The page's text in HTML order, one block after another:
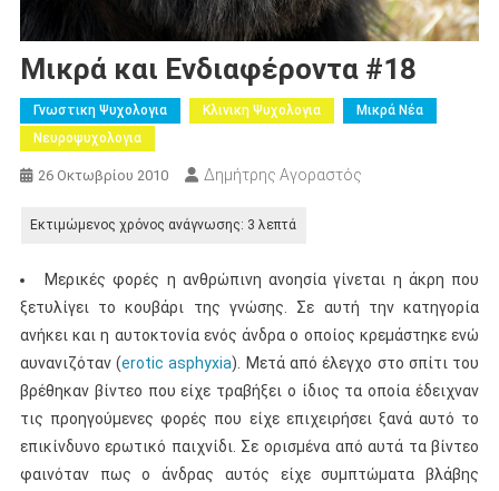
Μικρά και Ενδιαφέροντα #18
Γνωστικη Ψυχολογια Κλινικη Ψυχολογια
Μικρά Νέα
Νευροψυχολογια
26 Οκτωβρίου 2010 Δημήτρης Αγοραστός
Μερικές φορές η ανθρώπινη ανοησία γίνεται η άκρη που
ξετυλίγει το κουβάρι της γνώσης. Σε αυτή την κατηγορία
ανήκει και η αυτοκτονία ενός άνδρα ο οποίος κρεμάστηκε ενώ
αυνανιζόταν (erotic asphyxia). Μετά από έλεγχο στο σπίτι του
βρέθηκαν βίντεο που είχε τραβήξει ο ίδιος τα οποία έδειχναν
τις προηγούμενες φορές που είχε επιχειρήσει ξανά αυτό το
επικίνδυνο ερωτικό παιχνίδι. Σε ορισμένα από αυτά τα βίντεο
φαινόταν πως ο άνδρας αυτός είχε συμπτώματα βλάβης